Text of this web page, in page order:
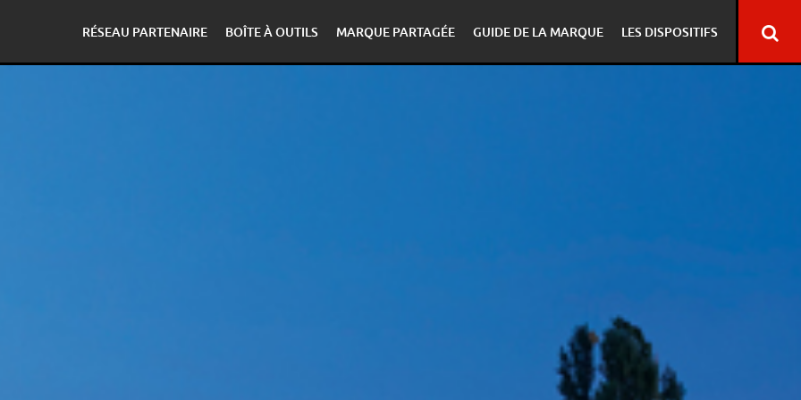
RÉSEAU PARTENAIRE BOÎTE À OUTILS MARQUE PARTAGÉE GUIDE DE LA MARQUE LES DISPOSITIFS